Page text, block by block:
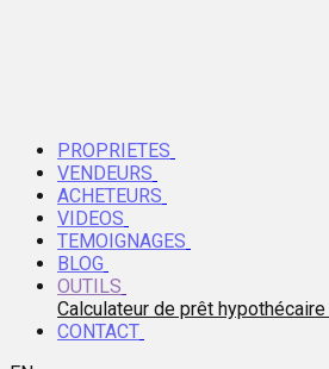
PROPRIETES
VENDEURS
ACHETEURS
VIDEOS
TEMOIGNAGES
BLOG
OUTILS
Calculateur de prêt hypothécaire
CONTACT